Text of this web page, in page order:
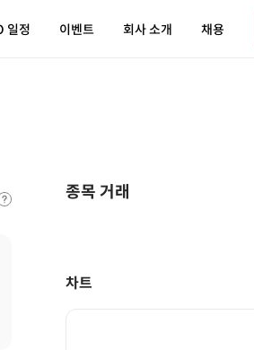
일정 이벤트 회사 소개 채용
종목 거래
차트